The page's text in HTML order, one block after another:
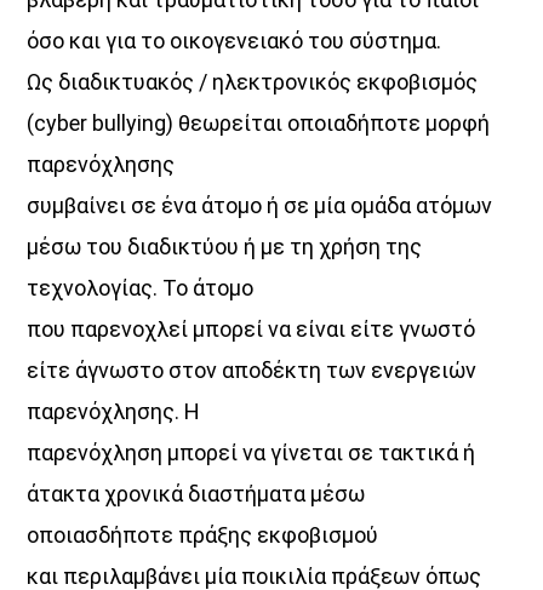
όσο και για το οικογενειακό του σύστημα.
Ως διαδικτυακός / ηλεκτρονικός εκφοβισμός
(cyber bullying) θεωρείται οποιαδήποτε μορφή
παρενόχλησης
συμβαίνει σε ένα άτομο ή σε μία ομάδα ατόμων
μέσω του διαδικτύου ή με τη χρήση της
τεχνολογίας. To άτομο
που παρενοχλεί μπορεί να είναι είτε γνωστό
είτε άγνωστο στον αποδέκτη των ενεργειών
παρενόχλησης. Η
παρενόχληση μπορεί να γίνεται σε τακτικά ή
άτακτα χρονικά διαστήματα μέσω
οποιασδήποτε πράξης εκφοβισμού
και περιλαμβάνει μία ποικιλία πράξεων όπως